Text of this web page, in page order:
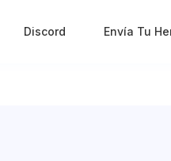
Discord Envía Tu